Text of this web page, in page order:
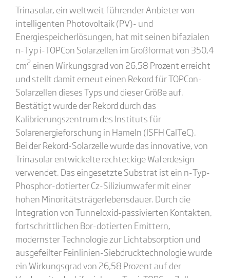
Trinasolar, ein weltweit führender Anbieter von
intelligenten Photovoltaik (PV)- und
Energiespeicherlösungen, hat mit seinen bifazialen
n-Typ i-TOPCon Solarzellen im Großformat von 350,4
cm2einen Wirkungsgrad von 26,58 Prozent erreicht
und stellt damit erneut einen Rekord für TOPCon-
Solarzellen dieses Typs und dieser Größe auf.
Bestätigt wurde der Rekord durch das
Kalibrierungszentrum des Instituts für
Solarenergieforschung in Hameln (ISFH CalTeC).
Bei der Rekord-Solarzelle wurde das innovative, von
Trinasolar entwickelte rechteckige Waferdesign
verwendet. Das eingesetzte Substrat ist ein n-Typ-
Phosphor-dotierter Cz-Siliziumwafer mit einer
hohen Minoritätsträgerlebensdauer. Durch die
Integration von Tunneloxid-passivierten Kontakten,
fortschrittlichen Bor-dotierten Emittern,
modernster Technologie zur Lichtabsorption und
ausgefeilter Feinlinien-Siebdrucktechnologie wurde
ein Wirkungsgrad von 26,58 Prozent auf der